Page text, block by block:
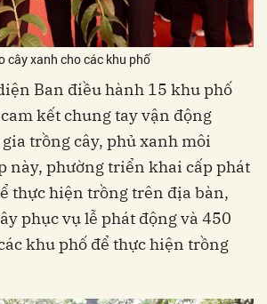
cây xanh cho các khu phố
Ban điều hành 15 khu phố
kết chung tay vận động
trồng cây, phủ xanh môi
này, phường triển khai cấp phát
thực hiện trồng trên địa bàn,
phục vụ lễ phát động và 450
khu phố để thực hiện trồng